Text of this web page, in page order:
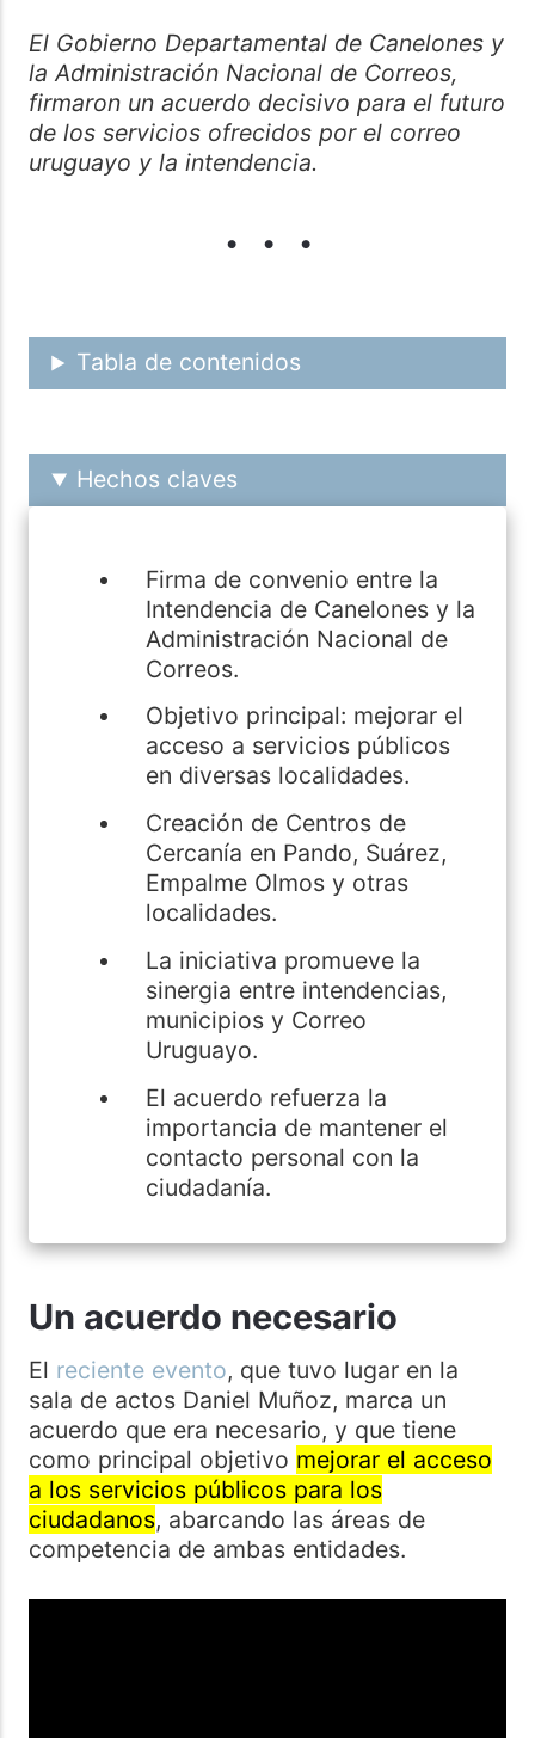
El Gobierno Departamental de Canelones y
la Administración Nacional de Correos,
firmaron un acuerdo decisivo para el futuro
de los servicios ofrecidos por el correo
uruguayo y la intendencia.
Tabla de contenidos
Hechos claves
Firma de convenio entre la
Intendencia de Canelones y la
Administración Nacional de
Correos.
Objetivo principal: mejorar el
acceso a servicios públicos
en diversas localidades.
Creación de Centros de
Cercanía en Pando, Suárez,
Empalme Olmos y otras
localidades.
La iniciativa promueve la
sinergia entre intendencias,
municipios y Correo
Uruguayo.
El acuerdo refuerza la
importancia de mantener el
contacto personal con la
ciudadanía.
Un acuerdo necesario
El reciente evento, que tuvo lugar en la
sala de actos Daniel Muñoz, marca un
acuerdo que era necesario, y que tiene
como principal objetivo mejorar el acceso
a los servicios públicos para los
ciudadanos, abarcando las áreas de
competencia de ambas entidades.